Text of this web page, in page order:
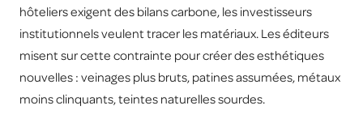
hôteliers exigent des bilans carbone, les investisseurs
institutionnels veulent tracer les matériaux. Les éditeurs
misent sur cette contrainte pour créer des esthétiques
nouvelles : veinages plus bruts, patines assumées, métaux
moins clinquants, teintes naturelles sourdes.